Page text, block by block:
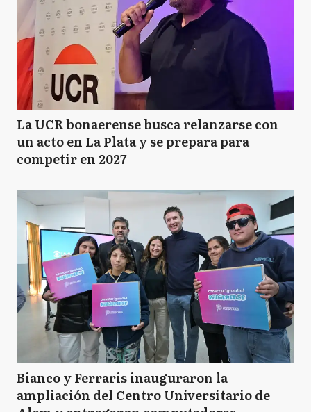
La UCR bonaerense busca relanzarse con
un acto en La Plata y se prepara para
competir en 2027
Bianco y Ferraris inauguraron la
ampliación del Centro Universitario de